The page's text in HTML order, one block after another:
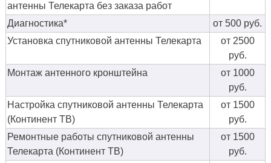
антенны Телекарта без заказа работ
Диагностика*
от 500 руб.
Установка спутниковой антенны Телекарта
от 2500
руб.
Монтаж антенного кронштейна
от 1000
руб.
Настройка спутниковой антенны Телекарта
(Континент ТВ)
от 1500
руб.
Ремонтные работы спутниковой антенны
Телекарта (Континент ТВ)
от 1500
руб.